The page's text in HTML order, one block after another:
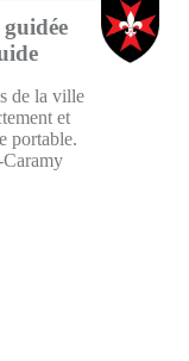
de la ville
et
portable.